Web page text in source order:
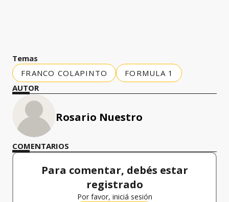
Temas
FRANCO COLAPINTO
FORMULA 1
AUTOR
Rosario Nuestro
COMENTARIOS
Para comentar, debés estar
registrado
Por favor, iniciá sesión